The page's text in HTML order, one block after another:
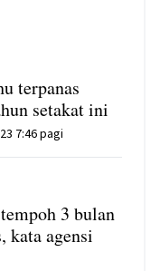
terpanas
setakat ini
7:46 pagi
3 bulan
kata agensi